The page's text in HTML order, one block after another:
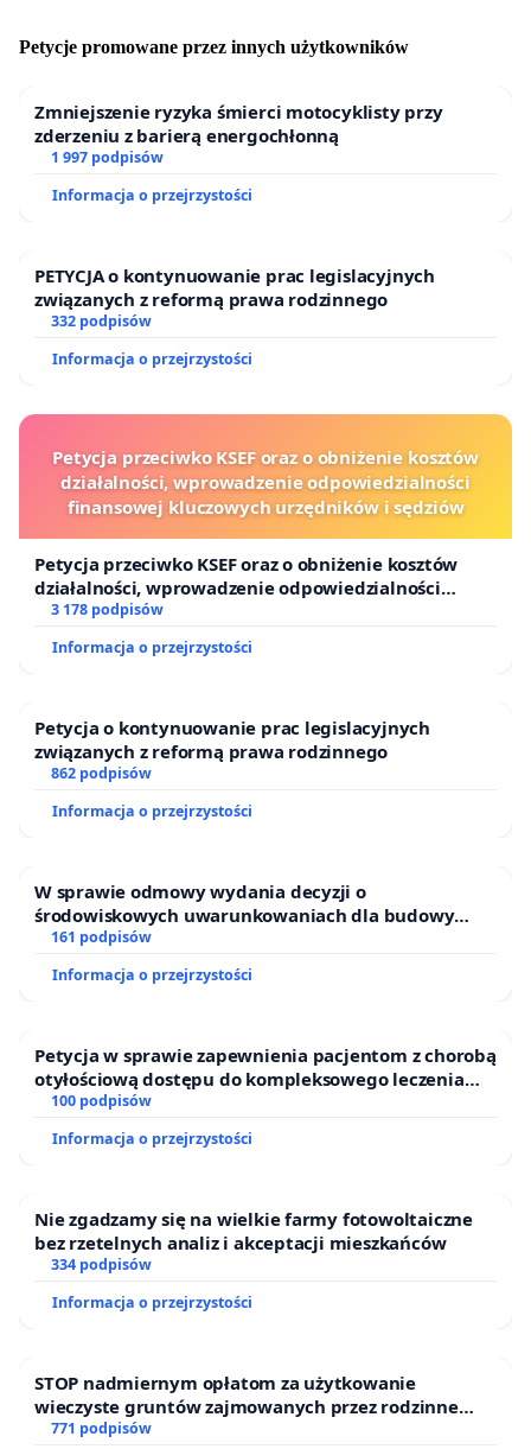
Petycje promowane przez innych użytkowników
Zmniejszenie ryzyka śmierci motocyklisty przy
zderzeniu z barierą energochłonną
1 997 podpisów
Informacja o przejrzystości
PETYCJA o kontynuowanie prac legislacyjnych
związanych z reformą prawa rodzinnego
332 podpisów
Informacja o przejrzystości
Petycja przeciwko KSEF oraz o obniżenie kosztów
działalności, wprowadzenie odpowiedzialności
finansowej kluczowych urzędników i sędziów
Petycja przeciwko KSEF oraz o obniżenie kosztów
działalności, wprowadzenie odpowiedzialności
finansowej kluczowych urzędników i sędziów
3 178 podpisów
Informacja o przejrzystości
Petycja o kontynuowanie prac legislacyjnych
związanych z reformą prawa rodzinnego
862 podpisów
Informacja o przejrzystości
W sprawie odmowy wydania decyzji o
środowiskowych uwarunkowaniach dla budowy
zakładu wytwarzania biometanu „Krynki” w
Puszczy Knyszyńskiej
161 podpisów
Informacja o przejrzystości
Petycja w sprawie zapewnienia pacjentom z chorobą
otyłościową dostępu do kompleksowego leczenia
oraz programów profilaktycznych.
100 podpisów
Informacja o przejrzystości
Nie zgadzamy się na wielkie farmy fotowoltaiczne
bez rzetelnych analiz i akceptacji mieszkańców
334 podpisów
Informacja o przejrzystości
STOP nadmiernym opłatom za użytkowanie
wieczyste gruntów zajmowanych przez rodzinne
ogrody działkowe.
771 podpisów